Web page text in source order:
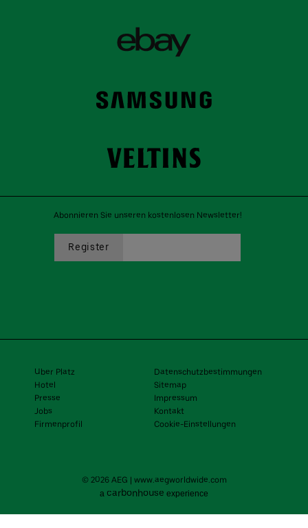
Abonnieren Sie unseren kostenlosen Newsletter!
Uber Platz
Datenschutzbestimmungen
Hotel
Sitemap
Presse
Impressum
Jobs
Kontakt
Firmenprofil
Cookie-Einstellungen
© 2026 AEG | www.aegworldwide.com
a carbonhouse experience